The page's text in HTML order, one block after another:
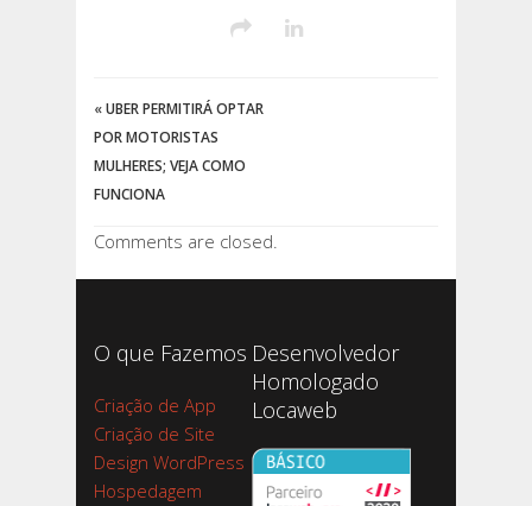
«UBER PERMITIRÁ OPTAR
POR MOTORISTAS
MULHERES; VEJA COMO
FUNCIONA
Comments are closed.
O que Fazemos
Criação de App
Criação de Site
Design WordPress
Hospedagem
Desenvolvedor
Homologado
Locaweb